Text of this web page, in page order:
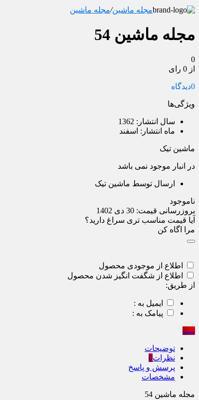
مجله ماشین/مجله ماشین
مجله ماشین 54
0
از 0 رای
0دیدگاه
ویژگی‌ها
سال انتشار: 1362
ماه انتشار: اسفند
ماشین تیک
در انبار موجود نمی باشد
ارسال توسط ماشین تیک
ناموجود
بروزرسانی قیمت: 30 دی 1402
آیا قیمت مناسب تری سراغ دارید؟
مرا اگاه کن
اطلاع از موجودی محصول
اطلاع از شگفت انگیز شدن محصول
از طریق:
ایمیل به :
پیامک به :
ثبت
توضیحات
نظرات0
پرسش و پاسخ
مشخصات
مجله ماشین 54